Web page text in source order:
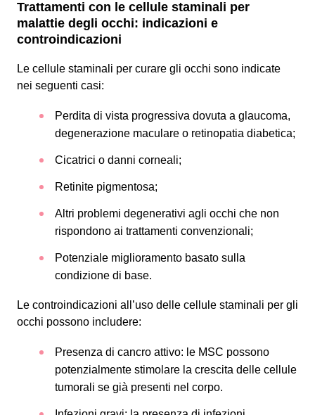
Trattamenti con le cellule staminali per
malattie degli occhi: indicazioni e
controindicazioni
Le cellule staminali per curare gli occhi sono indicate
nei seguenti casi:
Perdita di vista progressiva dovuta a glaucoma,
degenerazione maculare o retinopatia diabetica;
Cicatrici o danni corneali;
Retinite pigmentosa;
Altri problemi degenerativi agli occhi che non
rispondono ai trattamenti convenzionali;
Potenziale miglioramento basato sulla
condizione di base.
Le controindicazioni all’uso delle cellule staminali per gli
occhi possono includere:
Presenza di cancro attivo: le MSC possono
potenzialmente stimolare la crescita delle cellule
tumorali se già presenti nel corpo.